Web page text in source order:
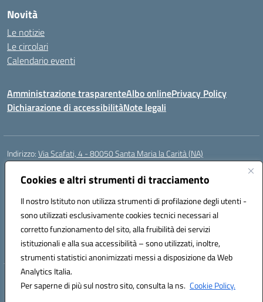
Cookies e altri strumenti di tracciamento
Il nostro Istituto non utilizza strumenti di profilazione degli utenti -
sono utilizzati esclusivamente cookies tecnici necessari al
corretto funzionamento del sito, alla fruibilità dei servizi
istituzionali e alla sua accessibilità – sono utilizzati, inoltre,
strumenti statistici anonimizzati messi a disposizione da Web
Analytics Italia.
Per saperne di più sul nostro sito, consulta la ns. Cookie Policy.
Novità
Le notizie
Le circolari
Calendario eventi
Amministrazione trasparenteAlbo onlinePrivacy Policy
Dichiarazione di accessibilitàNote legali
Indirizzo:Via Scafati, 4 - 80050 Santa Maria la Carità (NA)
Centralino:
Posta elettronica certificata (PEC):NAEE21900T@pec.istruzione.it
Codice fiscale: 90016250632
Codice meccanografico:NAEE21900T
Codice Indice delle Pubbliche Amministrazioni (IPA): istsc_naee21900t
Codice unico di fatturazione (CUF): UFZ0X6
Hosting & Powered by 3D Solution S.r.l.
Concept & Design by Designers Italia